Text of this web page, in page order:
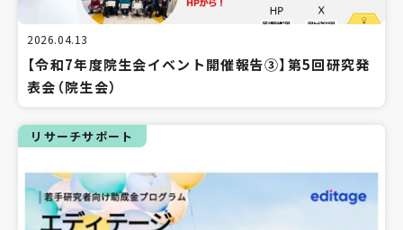
2026.04.13
【令和7年度院生会イベント開催報告③】第5回研究発
表会（院生会）
リサーチサポート